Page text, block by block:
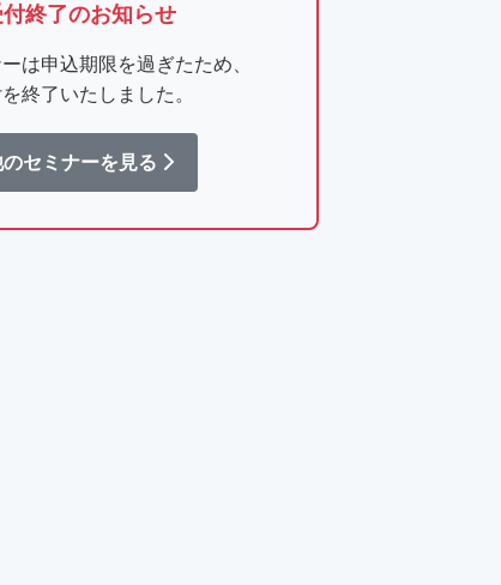
付終了のお知らせ
は申込期限を過ぎたため、
終了いたしました。
セミナーを見る